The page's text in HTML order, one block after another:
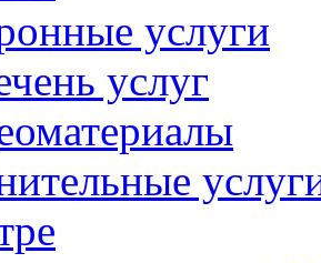
услуги
услуг